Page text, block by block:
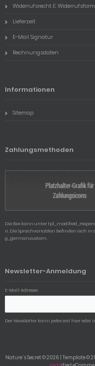
Widerrufsrecht &
Lieferzeit
E-Mail Signatur
Rechnungsdaten
Informationen
Sitemap
Zahlungsmethoden
Die Box kann unter
n. Die Sprachvariablen befinden sich
g_german.custom.
Newsletter-Anmeldung
E-Mail-Adresse:
Der Newsletter kann jederzeit hier
Nature´s Secret © 2026 | Template ©